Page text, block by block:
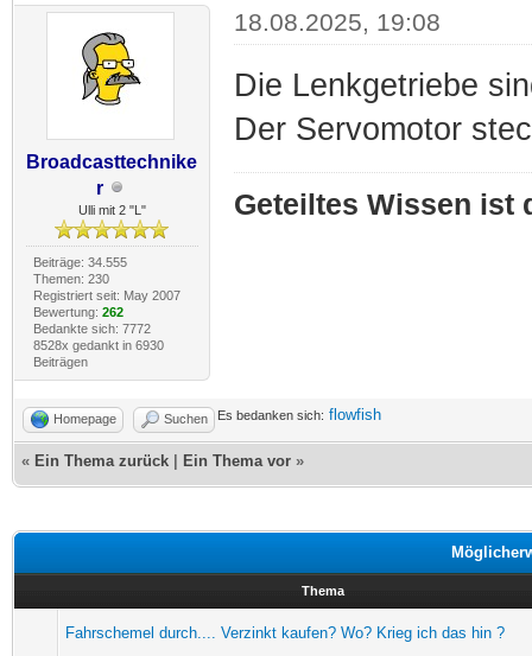
Broadcasttechnike
r
Ulli mit 2 "L"
Beiträge: 34.555
Themen: 230
Registriert seit: May 2007
Bewertung: 262
Bedankte sich: 7772
8528x gedankt in 6930
Beiträgen
18.08.2025, 19:08
Die Lenkgetriebe
Der Servomotor
Geteiltes Wissen ist
Homepage Suchen Es bedanken sich: flowfish
« Ein Thema zurück Ein Thema vor »
Thema
Fahrschemel durch.... Verzinkt kaufen? Wo? Krieg ich das hin ?